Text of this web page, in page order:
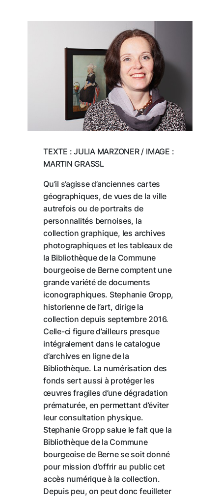
TEXTE : JULIA MARZONER / IMAGE :
MARTIN GRASSL
Qu’il s’agisse d’anciennes cartes
géographiques, de vues de la ville
autrefois ou de portraits de
personnalités bernoises, la
collection graphique, les archives
photographiques et les tableaux de
la Bibliothèque de la Commune
bourgeoise de Berne comptent une
grande variété de documents
iconographiques. Stephanie Gropp,
historienne de l’art, dirige la
collection depuis septembre 2016.
Celle-ci figure d’ailleurs presque
intégralement dans le catalogue
d’archives en ligne de la
Bibliothèque. La numérisation des
fonds sert aussi à protéger les
œuvres fragiles d’une dégradation
prématurée, en permettant d’éviter
leur consultation physique.
Stephanie Gropp salue le fait que la
Bibliothèque de la Commune
bourgeoise de Berne se soit donné
pour mission d’offrir au public cet
accès numérique à la collection.
Depuis peu, on peut donc feuilleter